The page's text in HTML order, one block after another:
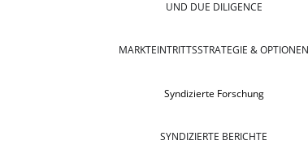
UND DUE DILIGENCE
MARKTEINTRITTSSTRATEGIE & OPTIONEN
Syndizierte Forschung
SYNDIZIERTE BERICHTE